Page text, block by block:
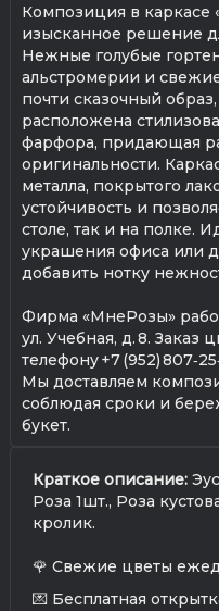
Композиция в каркасе
изысканное решение
Нежные голубые
альстромерии и
почти сказочный
расположена
фарфора, придающая
оригинальности.
металла, покрытого
устойчивость и
столе, так и на полке.
украшения офиса или
добавить нотку
Фирма «МнеРозы»
ул. Учебная, д. 8.
телефону +7 (952)
Мы доставляем
соблюдая сроки и
букет.
Краткое описание:
Роза 1шт., Роза
кролик.
🌹 Свежие цветы
💌 Бесплатная